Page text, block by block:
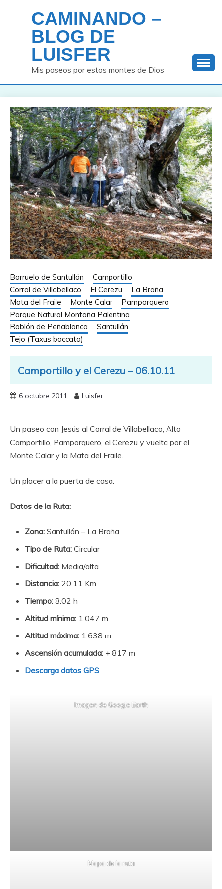
contenido
CAMINANDO –
BLOG DE
LUISFER
Mis paseos por estos montes de Dios
Barruelo de Santullán
Camportillo
Corral de Villabellaco
El Cerezu
La Braña
Mata del Fraile
Monte Calar
Pamporquero
Parque Natural Montaña Palentina
Roblón de Peñablanca
Santullán
Tejo (Taxus baccata)
Camportillo y el Cerezu – 06.10.11
6 octubre 2011 Luisfer
Un paseo con Jesús al Corral de Villabellaco, Alto
Camportillo, Pamporquero, el Cerezu y vuelta por el
Monte Calar y la Mata del Fraile.
Un placer a la puerta de casa.
Datos de la Ruta:
Zona: Santullán – La Braña
Tipo de Ruta: Circular
Dificultad: Media/alta
Distancia: 20.11 Km
Tiempo: 8:02 h
Altitud mínima: 1.047 m
Altitud máxima: 1.638 m
Ascensión acumulada: + 817 m
Descarga datos GPS
Imagen de Google Earth
Mapa de la ruta